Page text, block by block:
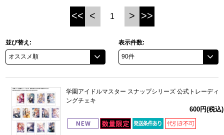
アイドリッシュセブン
モフモフパレード
<< < 1 > >>
並び替え: 表示件数:
学園アイドルマスター スナップシリーズ 公式トレーディ
ングチェキ
600円(税込)